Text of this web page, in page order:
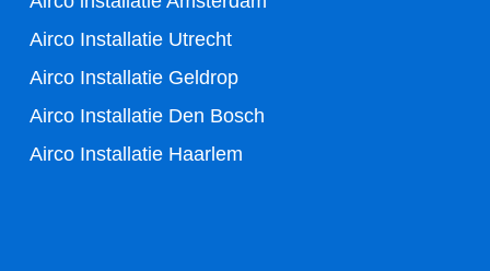
Airco Installatie Utrecht
Airco Installatie Geldrop
Airco Installatie Den Bosch
Airco Installatie Haarlem